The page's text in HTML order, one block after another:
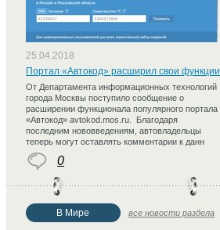
25.04.2018
Портал «Автокод» расширил свои функции
От Департамента информационных технологий
города Москвы поступило сообщение о
расширении функционала популярного портала
«Автокод» avtokod.mos.ru. Благодаря
последним нововведениям, автовладельцы
теперь могут оставлять комментарии к данн
0
В Мире все новости раздела